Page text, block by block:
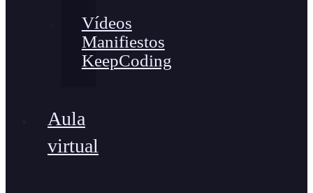
Vídeos
Manifiestos
KeepCoding
Aula
virtual